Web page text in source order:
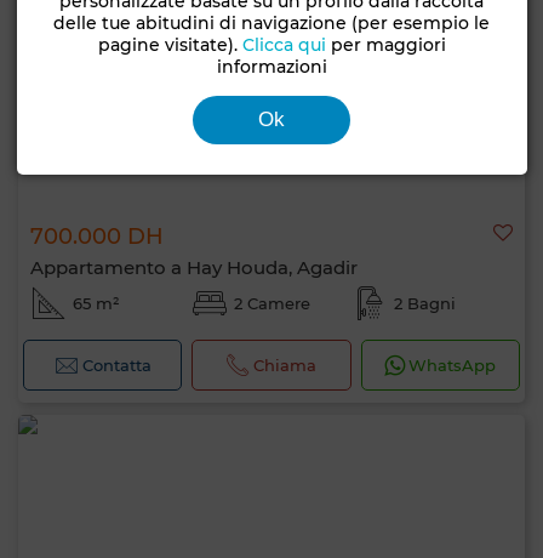
700.000 DH
Appartamento a Hay Houda, Agadir
65 m² 2 Camere 2 Bagni
Contatta Chiama WhatsApp
delle tue abitudini di navigazione (per esempio le
pagine visitate). Clicca qui per maggiori
informazioni
Ok